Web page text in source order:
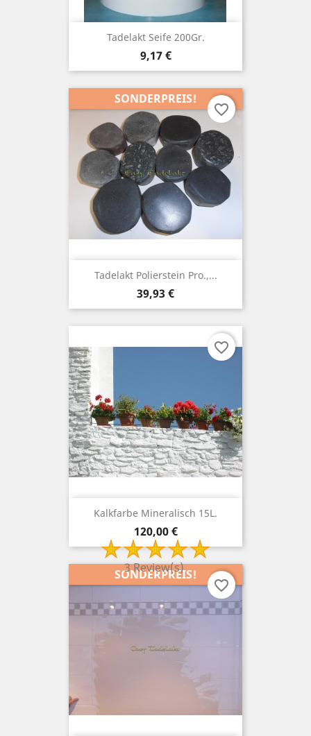
Tadelakt Seife 200Gr.
Preis
9,17 €
Tadelakt Polierstein Pro.,...
Preis
39,93 €
SONDERPREIS!
favorite_border
Kalkfarbe Mineralisch 15L.
Preis
120,00 €
3 Review(s)
favorite_border
SONDERPREIS!
favorite_border